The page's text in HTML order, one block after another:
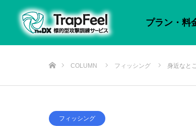
プラン・料
COLUMN フィッシング 身近なと
フィッシング